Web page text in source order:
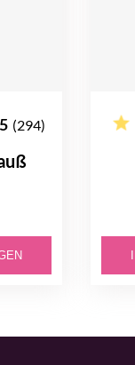
(294)